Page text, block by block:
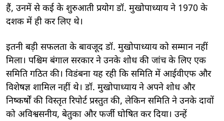
हैं, उनमें से कई के शुरुआती प्रयोग डॉ. मुखोपाध्याय ने 1970 के
दशक में ही कर लिए थे।
इतनी बड़ी सफलता के बावजूद डॉ. मुखोपाध्याय को सम्मान नहीं
मिला। पश्चिम बंगाल सरकार ने उनके शोध की जांच के लिए एक
समिति गठित की। विडंबना यह रही कि समिति में आईवीएफ और
विशेषज्ञ शामिल नहीं थे। डॉ. मुखोपाध्याय ने अपने शोध और
निष्कर्षों की विस्तृत रिपोर्ट प्रस्तुत की, लेकिन समिति ने उनके दावों
को अविश्वसनीय, बेतुका और फर्जी घोषित कर दिया। उन्हें